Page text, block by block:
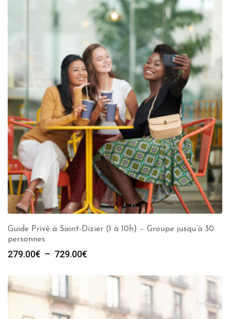
Guide Privé à Saint-Dizier (1 à 10h) – Groupe jusqu’à 30
personnes
279.00€ – 729.00€
prix :
à
729.00€